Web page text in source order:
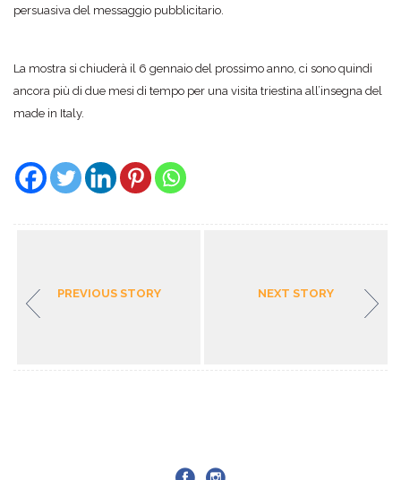
persuasiva del messaggio pubblicitario.
La mostra si chiuderà il 6 gennaio del prossimo anno, ci sono quindi
ancora più di due mesi di tempo per una visita triestina all’insegna del
made in Italy.
PREVIOUS STORY NEXT STORY